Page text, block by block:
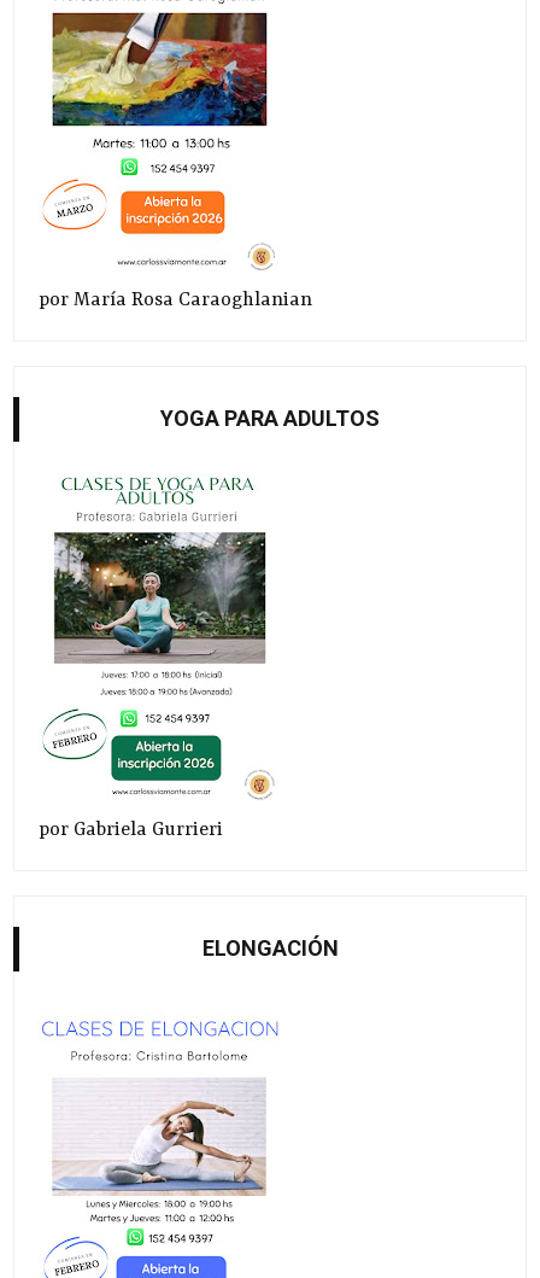
por María Rosa Caraoghlanian
YOGA PARA ADULTOS
por Gabriela Gurrieri
ELONGACIÓN